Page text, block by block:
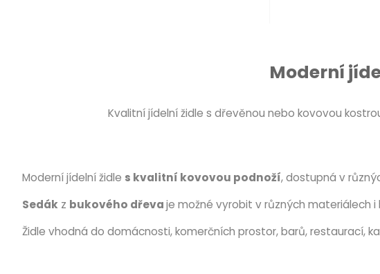
Moderní
Kvalitní jídelní židle s dřevěnou nebo kovovou
Moderní jídelní židle s kvalitní kovovou podnoží, dostupná v
Sedák z bukového dřevaje možné vyrobit v různých materiálech i
Židle vhodná do domácnosti, komerčních prostor, barů, restaurací,